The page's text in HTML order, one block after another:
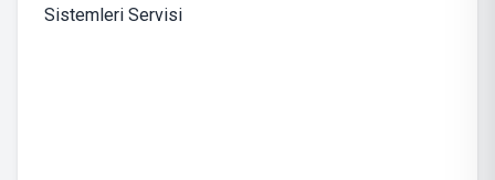
Sistemleri Servisi